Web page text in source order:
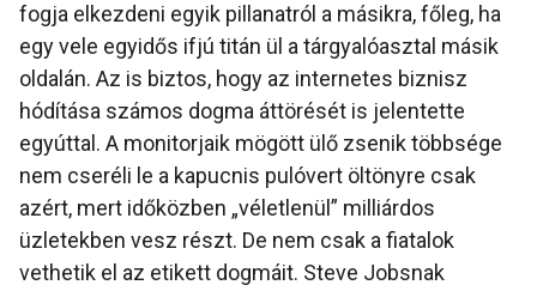
fogja elkezdeni egyik pillanatról a másikra, főleg, ha
egy vele egyidős ifjú titán ül a tárgyalóasztal másik
oldalán. Az is biztos, hogy az internetes biznisz
hódítása számos dogma áttörését is jelentette
egyúttal. A monitorjaik mögött ülő zsenik többsége
nem cseréli le a kapucnis pulóvert öltönyre csak
azért, mert időközben „véletlenül” milliárdos
üzletekben vesz részt. De nem csak a fiatalok
vethetik el az etikett dogmáit. Steve Jobsnak